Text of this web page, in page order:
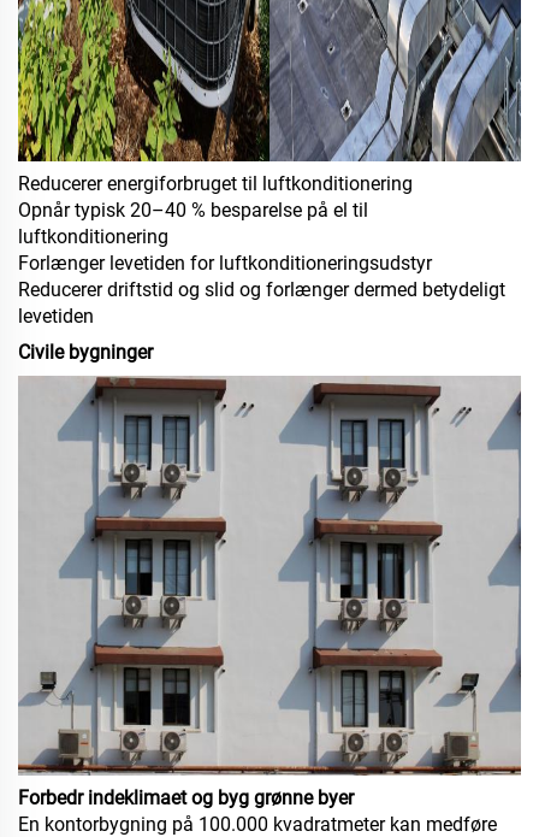
Reducerer energiforbruget til luftkonditionering
Opnår typisk 20–40 % besparelse på el til
luftkonditionering
Forlænger levetiden for luftkonditioneringsudstyr
Reducerer driftstid og slid og forlænger dermed betydeligt
levetiden
Civile bygninger
Forbedr indeklimaet og byg grønne byer
En kontorbygning på 100.000 kvadratmeter kan medføre